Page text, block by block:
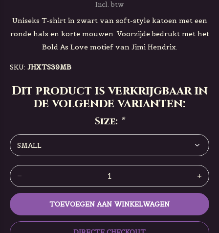
Incl. btw
Uniseks T-shirt in zwart van soft-style katoen met een
ronde hals en korte mouwen. Voorzijde bedrukt met het
Bold As Love motief van Jimi Hendrix.
SKU: JHXTS39MB
Dit product is verkrijgbaar in
de volgende varianten:
Size: *
TOEVOEGEN AAN WINKELWAGEN